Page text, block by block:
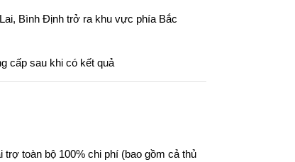
Bình Định trở ra khu vực phía Bắc
cấp sau khi có kết quả
toàn bộ 100% chi phí (bao gồm cả thủ